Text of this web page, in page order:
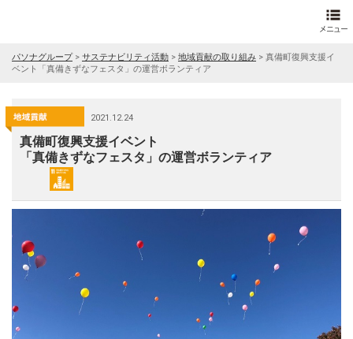
パソナグループ> サステナビリティ活動 > 地域貢献の取り組み > 真備町復興支援イ
ベント「真備きずなフェスタ」の運営ボランティア
2021.12.24
真備町復興支援イベント
「真備きずなフェスタ」の運営ボランティア